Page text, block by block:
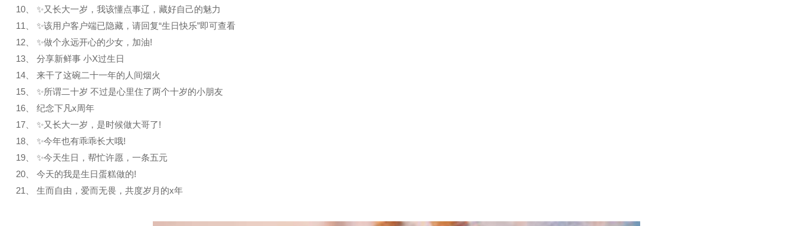
10、 ✨又长大一岁，我该懂点事辽，藏好自己的魅力
11、 ✨该用户客户端已隐藏，请回复“生日快乐”即可查看
12、 ✨做个永远开心的少女，加油!
13、 分享新鲜事 小X过生日
14、 来干了这碗二十一年的人间烟火
15、 ✨所谓二十岁 不过是心里住了两个十岁的小朋友
16、 纪念下凡x周年
17、 ✨又长大一岁，是时候做大哥了!
18、 ✨今年也有乖乖长大哦!
19、 ✨今天生日，帮忙许愿，一条五元
20、 今天的我是生日蛋糕做的!
21、 生而自由，爱而无畏，共度岁月的x年